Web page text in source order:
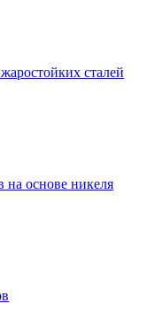
сталей
на основе никеля